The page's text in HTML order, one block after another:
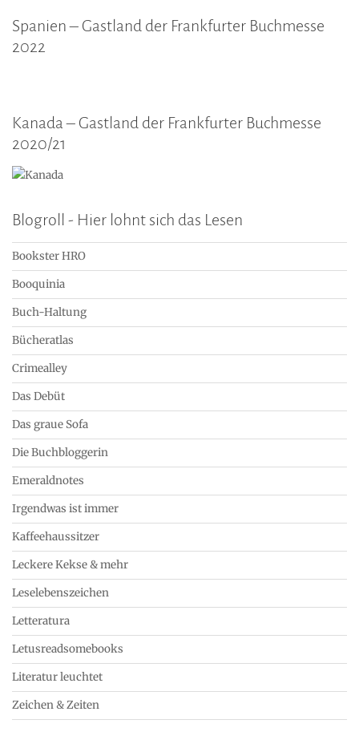
Spanien – Gastland der Frankfurter Buchmesse
2022
Kanada – Gastland der Frankfurter Buchmesse
2020/21
Blogroll - Hier lohnt sich das Lesen
Bookster HRO
Booquinia
Buch-Haltung
Bücheratlas
Crimealley
Das Debüt
Das graue Sofa
Die Buchbloggerin
Emeraldnotes
Irgendwas ist immer
Kaffeehaussitzer
Leckere Kekse & mehr
Leselebenszeichen
Letteratura
Letusreadsomebooks
Literatur leuchtet
Zeichen & Zeiten